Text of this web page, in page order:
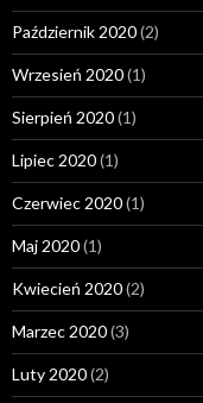
Październik 2020(2)
Wrzesień 2020(1)
Sierpień 2020(1)
Lipiec 2020(1)
Czerwiec 2020(1)
Maj 2020(1)
Kwiecień 2020(2)
Marzec 2020(3)
Luty 2020(2)